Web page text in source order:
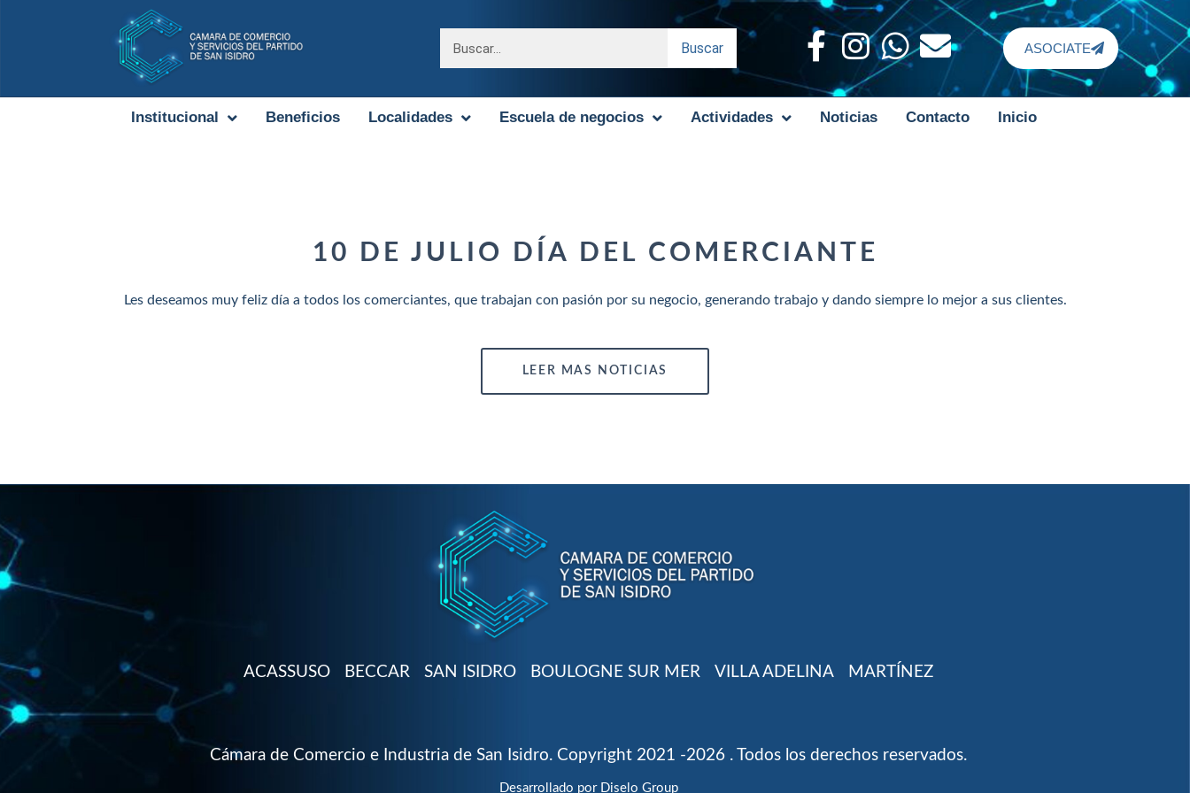
Buscar ASOCIATE
Institucional Beneficios Localidades Escuela de negocios Actividades Noticias Contacto Inicio
10 DE JULIO DÍA DEL COMERCIANTE
Les deseamos muy feliz día a todos los comerciantes, que trabajan con pasión por su negocio, generando trabajo y dando siempre lo mejor a sus clientes.
LEER MAS NOTICIAS
ACASSUSO BECCAR SAN ISIDRO BOULOGNE SUR MER VILLA ADELINA MARTÍNEZ
Cámara de Comercio e Industria de San Isidro. Copyright 2021 -2026 . Todos los derechos reservados.
Desarrollado por Diselo Group